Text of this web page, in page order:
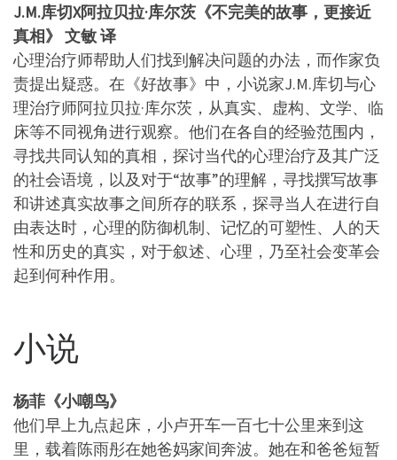
J.M.库切X阿拉贝拉·库尔茨《不完美的故事，更接近
真相》 文敏 译
心理治疗师帮助人们找到解决问题的办法，而作家负
责提出疑惑。在《好故事》中，小说家J.M.库切与心
理治疗师阿拉贝拉·库尔茨，从真实、虚构、文学、临
床等不同视角进行观察。他们在各自的经验范围内，
寻找共同认知的真相，探讨当代的心理治疗及其广泛
的社会语境，以及对于“故事”的理解，寻找撰写故事
和讲述真实故事之间所存的联系，探寻当人在进行自
由表达时，心理的防御机制、记忆的可塑性、人的天
性和历史的真实，对于叙述、心理，乃至社会变革会
起到何种作用。
小说
杨菲《小嘲鸟》
他们早上九点起床，小卢开车一百七十公里来到这
里，载着陈雨彤在她爸妈家间奔波。她在和爸爸短暂